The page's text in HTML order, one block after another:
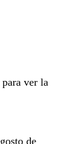
ver la
de